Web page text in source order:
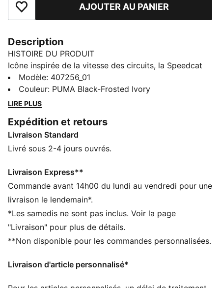
Ajouter aux favorisAJOUTER AU PANIER
Description
HISTOIRE DU PRODUIT
Icône inspirée de la vitesse des circuits, la Speedcat
apporte style et caractère à toutes tes tenues. Ces
Speedcat intègrent des clous métalliques et des
broderies, pour un look motorsport ultra-travaillé.
Conçu pour : Lifestyle par PUMA
Largeur : régulière
Fermeture : Fermeture à lacets
Broderies Art Déco et clous métalliques sur le talon et
la pointe
Logos PUMA signature
Modèle: 407256_01
Couleur: PUMA Black-Frosted Ivory
LIRE PLUS
Expédition et retours
Livraison Standard
Livré sous 2-4 jours ouvrés.
Livraison Express**
Commande avant 14h00 du lundi au vendredi pour une
livraison le lendemain*.
*Les samedis ne sont pas inclus. Voir la page
"Livraison" pour plus de détails.
**Non disponible pour les commandes personnalisées.
Livraison d'article personnalisé*